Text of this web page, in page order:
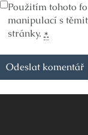
Použitím tohoto
manipulací s
stránky. *